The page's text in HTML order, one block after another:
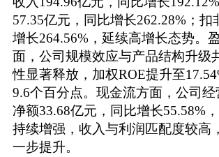
57.35亿元，同比增长262.28%；扣
增长264.56%，延续高增长态势。
面，公司规模效应与产品结构升级
性显著释放，加权ROE提升至
9.6个百分点。现金流方面，公司
净额33.68亿元，同比增长55.58%
持续增强，收入与利润匹配度较高
一步提升。